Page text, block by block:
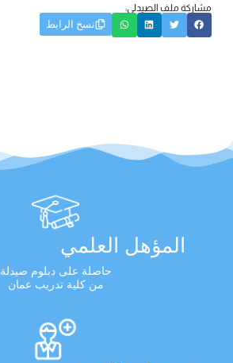
مشاركة ملف الصيدلي:
نسخ الرابط
المؤهل العلمي
حاصلة على دبلوم صيدلة
من كلية تدريب عمان